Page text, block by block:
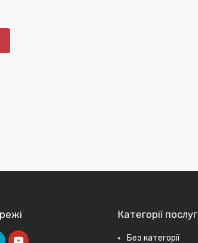
Категорії послуг
Без категорії